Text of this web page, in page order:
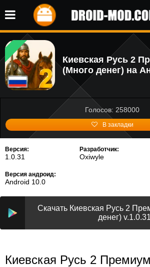
Киевская Русь 2
(Много денег) на
Голосов: 258000
В закладки
Версия:
1.0.31
Разработчик:
Oxiwyle
Версия андроид:
Android 10.0
Скачать Киевская Русь 2
денег) v.1.0.31
Киевская Русь 2 Премиум